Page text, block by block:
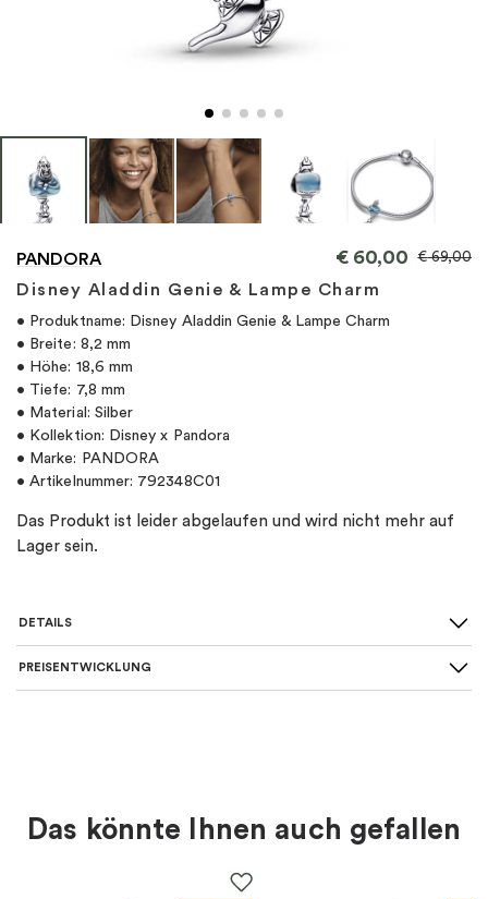
PANDORA
Disney Aladdin Genie & Lampe Charm
€60,00 €69,00
• Produktname: Disney Aladdin Genie & Lampe Charm
• Breite: 8,2 mm
• Höhe: 18,6 mm
• Tiefe: 7,8 mm
• Material: Silber
• Kollektion: Disney x Pandora
• Marke: PANDORA
• Artikelnummer: 792348C01
Das Produkt ist leider abgelaufen und wird nicht mehr auf
Lager sein.
DETAILS
SKU
PREISENTWICKLUNG
Das könnte Ihnen auch gefallen